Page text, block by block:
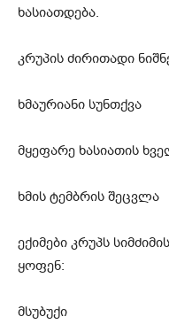
ხასიათდება.
კრუპის ძირითადი
ხმაურიანი სუნთქვა
მყეფარე ხასიათის
ხმის ტემბრის შეცვლა
ექიმები კრუპს
ყოფენ:
მსუბუქი